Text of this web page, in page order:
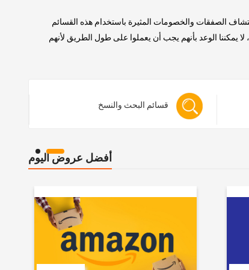
الصفقات والخصومات المثيرة باستخدام هذه القسائم
الوعد بأنهم يجب أن يعملوا على طول الطريق لأنهم
قسائم البحث والنسخ
أفضل عروض اليوم